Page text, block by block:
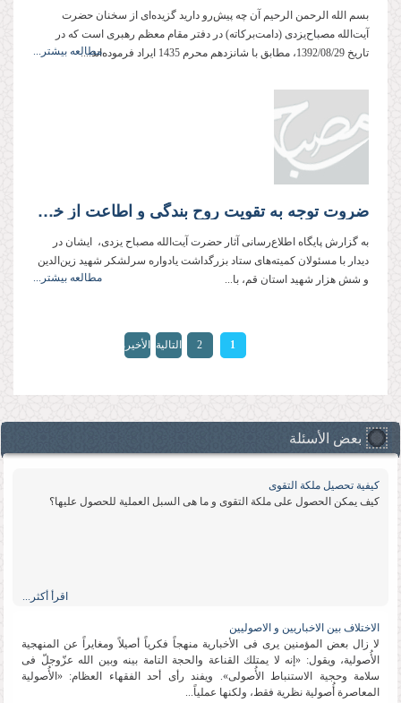
بسم الله الرحمن الرحیم آن چه پیش‌رو دارید گزیده‌ای از سخنان حضرت
آیت‌الله مصباح‌یزدی (دامت‌بركاته) در دفتر مقام معظم رهبری است كه در
تاریخ 1392/08/29، مطابق با شانزدهم محرم 1435 ایراد فرموده‌اند....
مطالعه بیشتر...
ضروت توجه به تقویت روح بندگی و اطاعت از خداوند، الگوگیری از سیره و رفتار شهدا و انتقال فرهنگ شهدا به نسل‌های آینده انقلاب از امور لازم در یادواره‌های شهداست
به گزارش پایگاه اطلاع‌رسانی آثار حضرت آیت‌الله مصباح یزدی، ایشان در
دیدار با مسئولان کمیته‌های ستاد بزرگداشت یادواره سرلشکر شهید زین‌الدین
و شش هزار شهید استان قم، با...
مطالعه بیشتر...
1
2 التالية الأخيرة
بعض الأسئلة
كیفیة تحصیل ملكة التقوى
كیف یمكن الحصول على ملكة التقوى و ما هی السبل العملیة للحصول علیها؟
اقرأ أكثر...
الاختلاف بین الاخباریین و الاصولیین
لا زال بعض المؤمنین یرى فی الأخباریة منهجاً فكریاً أصیلاً ومغایراً عن المنهجیة
الأُصولیة، ویقول: «إنه لا یمتلك القناعة والحجة التامة بینه وبین الله عزّوجلّ فی
سلامة وحجیة الاستنباط الأُصولی». ویفند رأی أحد الفقهاء العظام: «الأُصولیة
المعاصرة أُصولیة نظریة فقط، ولكنها عملیاً...